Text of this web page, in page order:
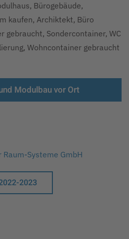
Bürogebäude,
kaufen, Archiktekt, Büro
gebraucht, Sondercontainer, WC
Wohncontainer gebraucht
Modulbau vor Ort
2023